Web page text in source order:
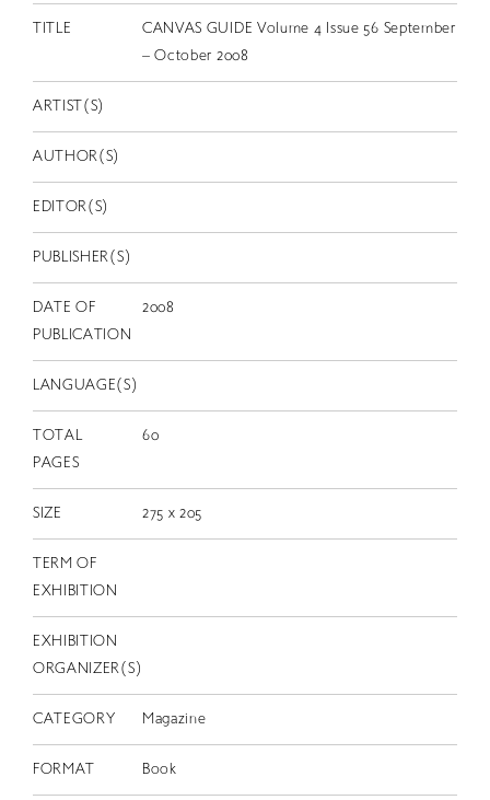
CONTACT
JP
EN
TITLE
CANVAS GUIDE Volume 4 Issue 56 September
– October 2008
ARTIST(S)
AUTHOR(S)
EDITOR(S)
PUBLISHER(S)
DATE OF
PUBLICATION
2008
LANGUAGE(S)
TOTAL
PAGES
60
SIZE 275 x 205
TERM OF
EXHIBITION
EXHIBITION
ORGANIZER(S)
CATEGORY Magazine
FORMAT Book